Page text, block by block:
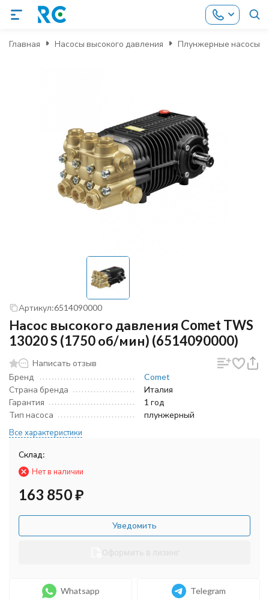
Главная Насосы высокого давления Плунжерные насосы
Артикул:6514090000
Насос высокого давления Comet TWS
13020 S (1750 об/мин) (6514090000)
Написать отзыв
Бренд
Comet
Страна бренда
Италия
Гарантия
1 год
Тип насоса
плунжерный
Все характеристики
Склад:
Нет в наличии
163 850₽
Уведомить
Whatsapp Telegram